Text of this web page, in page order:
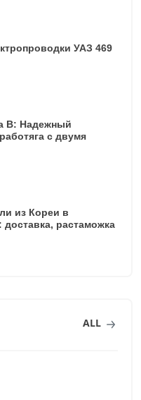
УАЗ 469
B: Надежный
с двумя
из Кореи в
доставка, растаможка
ALL